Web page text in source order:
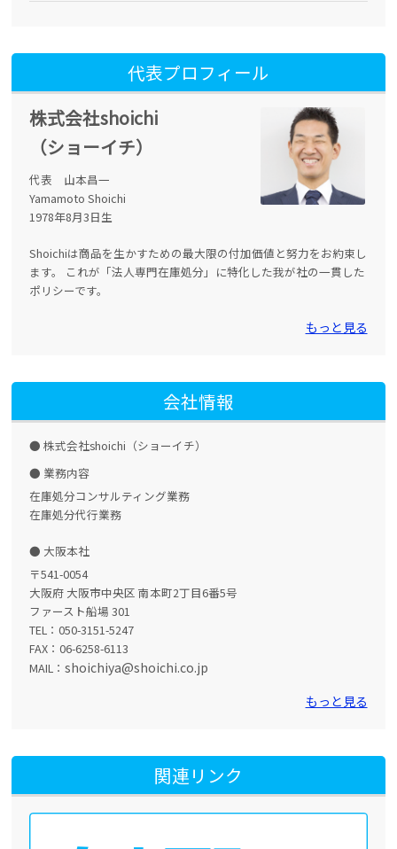
代表プロフィール
株式会社shoichi
（ショーイチ）
代表 山本昌一
Yamamoto Shoichi
1978年8月3日生
Shoichiは商品を生かすための最大限の付加価値と努力をお約束し
ます。 これが「法人専門在庫処分」に特化した我が社の一貫した
ポリシーです。
もっと見る
会社情報
株式会社shoichi（ショーイチ）
業務内容
在庫処分コンサルティング業務
在庫処分代行業務
大阪本社
〒541-0054
大阪府 大阪市中央区 南本町2丁目6番5号
ファースト船場 301
TEL：050-3151-5247
FAX：06-6258-6113
MAIL：shoichiya@shoichi.co.jp
もっと見る
関連リンク